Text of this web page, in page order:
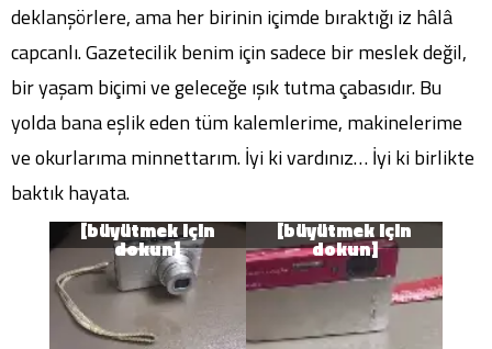
deklanşörlere, ama her birinin içimde bıraktığı iz hâlâ
capcanlı. Gazetecilik benim için sadece bir meslek değil,
bir yaşam biçimi ve geleceğe ışık tutma çabasıdır. Bu
yolda bana eşlik eden tüm kalemlerime, makinelerime
ve okurlarıma minnettarım. İyi ki vardınız… İyi ki birlikte
baktık hayata.